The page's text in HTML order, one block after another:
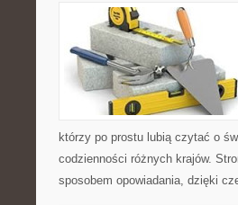
którzy po prostu lubią czytać o
codzienności różnych krajów.
sposobem opowiadania, dzięki